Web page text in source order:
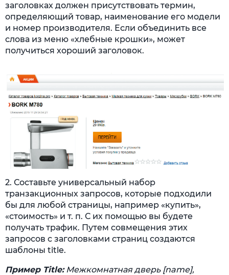
заголовках должен присутствовать термин,
определяющий товар, наименование его модели
и номер производителя. Если объединить все
слова из меню «хлебные крошки», может
получиться хороший заголовок.
2. Составьте универсальный набор
транзакционных запросов, которые подходили
бы для любой страницы, например «купить»,
«стоимость» и т. п. С их помощью вы будете
получать трафик. Путем совмещения этих
запросов с заголовками страниц создаются
шаблоны title.
Пример Title:Межкомнатная дверь [name],